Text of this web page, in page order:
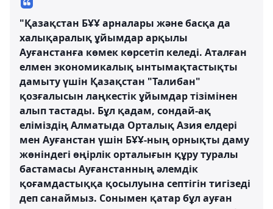
"Қазақстан БҰҰ арналары және басқа да
халықаралық ұйымдар арқылы
Ауғанстанға көмек көрсетіп келеді. Аталған
елмен экономикалық ынтымақтастықты
дамыту үшін Қазақстан "Талибан"
қозғалысын лаңкестік ұйымдар тізімінен
алып тастады. Бұл қадам, сондай-ақ
еліміздің Алматыда Орталық Азия елдері
мен Ауғанстан үшін БҰҰ-ның орнықты даму
жөніндегі өңірлік орталығын құру туралы
бастамасы Ауғанстанның әлемдік
қоғамдастыққа қосылуына септігін тигізеді
деп санаймыз. Сонымен қатар бұл ауған